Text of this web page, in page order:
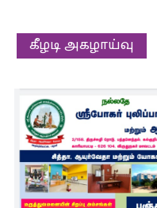
கீழடி அகழாய்வு